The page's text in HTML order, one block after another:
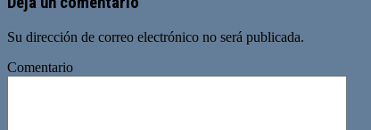
Su dirección de correo electrónico no será publicada.
Comentario